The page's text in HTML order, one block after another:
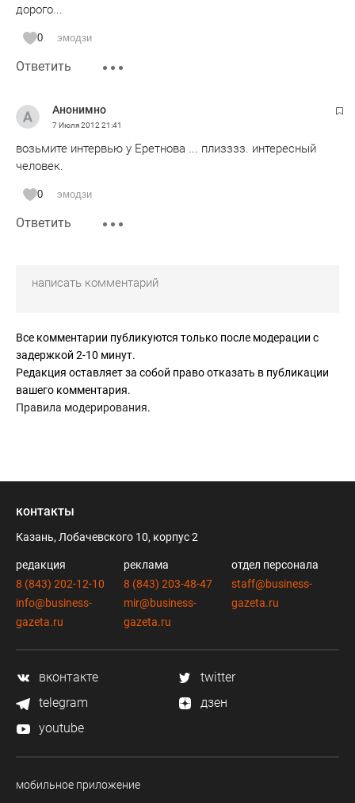
дорого...
0 эмодзи
Ответить
Анонимно
7 Июля 2012 21:41
возьмите интервью у Еретнова ... плизззз. интересный
человек.
0 эмодзи
Ответить
Все комментарии публикуются только после модерации с
задержкой 2-10 минут.
Редакция оставляет за собой право отказать в публикации
вашего комментария.
Правила модерирования.
контакты
Казань, Лобачевского 10, корпус 2
редакция
8 (843) 202-12-10
info@business-
gazeta.ru
реклама
8 (843) 203-48-47
mir@business-
gazeta.ru
отдел персонала
staff@business-
gazeta.ru
вконтакте
twitter
telegram
дзен
youtube
мобильное приложение